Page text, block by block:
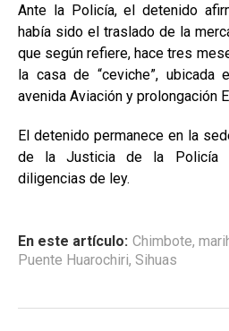
Ante la Policía, el detenido
había sido el traslado de la
que según refiere, hace tres
la casa de “ceviche”,
avenida Aviación y prolongación
El detenido permanece en la
de la Justicia de la Policía
diligencias de ley.
En este artículo: Chimbote,
Puente Huarochiri, Sihuas